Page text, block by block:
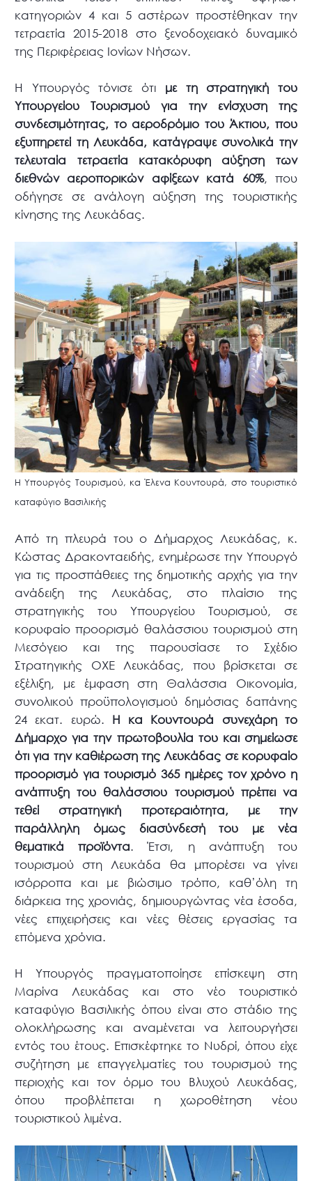
κατηγοριών 4 και 5 αστέρων προστέθηκαν την
τετραετία 2015-2018 στο ξενοδοχειακό δυναμικό
της Περιφέρειας Ιονίων Νήσων.
Η Υπουργός τόνισε ότι με τη στρατηγική του
Υπουργείου Τουρισμού για την ενίσχυση της
συνδεσιμότητας, το αεροδρόμιο του Άκτιου, που
εξυπηρετεί τη Λευκάδα, κατάγραψε συνολικά την
τελευταία τετραετία κατακόρυφη αύξηση των
διεθνών αεροπορικών αφίξεων κατά 60%, που
οδήγησε σε ανάλογη αύξηση της τουριστικής
κίνησης της Λευκάδας.
Η Υπουργός Τουρισμού, κα Έλενα Κουντουρά, στο τουριστικό
καταφύγιο Βασιλικής
Από τη πλευρά του ο Δήμαρχος Λευκάδας, κ.
Κώστας Δρακονταειδής, ενημέρωσε την Υπουργό
για τις προσπάθειες της δημοτικής αρχής για την
ανάδειξη της Λευκάδας, στο πλαίσιο της
στρατηγικής του Υπουργείου Τουρισμού, σε
κορυφαίο προορισμό θαλάσσιου τουρισμού στη
Μεσόγειο και της παρουσίασε το Σχέδιο
Στρατηγικής ΟΧΕ Λευκάδας, που βρίσκεται σε
εξέλιξη, με έμφαση στη Θαλάσσια Οικονομία,
συνολικού προϋπολογισμού δημόσιας δαπάνης
24 εκατ. ευρώ. Η κα Κουντουρά συνεχάρη το
Δήμαρχο για την πρωτοβουλία του και σημείωσε
ότι για την καθιέρωση της Λευκάδας σε κορυφαίο
προορισμό για τουρισμό 365 ημέρες τον χρόνο η
ανάπτυξη του θαλάσσιου τουρισμού πρέπει να
τεθεί στρατηγική προτεραιότητα, με την
παράλληλη όμως διασύνδεσή του με νέα
θεματικά προϊόντα. Έτσι, η ανάπτυξη του
τουρισμού στη Λευκάδα θα μπορέσει να γίνει
ισόρροπα και με βιώσιμο τρόπο, καθ’όλη τη
διάρκεια της χρονιάς, δημιουργώντας νέα έσοδα,
νέες επιχειρήσεις και νέες θέσεις εργασίας τα
επόμενα χρόνια.
Η Υπουργός πραγματοποίησε επίσκεψη στη
Μαρίνα Λευκάδας και στο νέο τουριστικό
καταφύγιο Βασιλικής όπου είναι στο στάδιο της
ολοκλήρωσης και αναμένεται να λειτουργήσει
εντός του έτους. Επισκέφτηκε το Νυδρί, όπου είχε
συζήτηση με επαγγελματίες του τουρισμού της
περιοχής και τον όρμο του Βλυχού Λευκάδας,
όπου προβλέπεται η χωροθέτηση νέου
τουριστικού λιμένα.